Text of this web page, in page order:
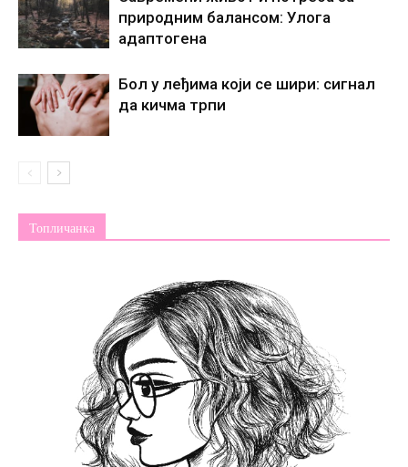
природним балансом: Улога
адаптогена
Бол у леђима који се шири: сигнал
да кичма трпи
Топличанка